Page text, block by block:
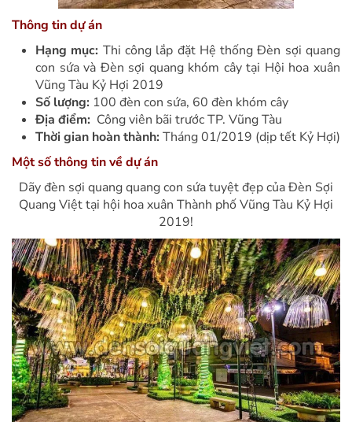
Thông tin dự án
Hạng mục: Thi công lắp đặt Hệ thống Đèn sợi quang
con sứa và Đèn sợi quang khóm cây tại Hội hoa xuân
Vũng Tàu Kỷ Hợi 2019
Số lượng: 100 đèn con sứa, 60 đèn khóm cây
Địa điểm: Công viên bãi trước TP. Vũng Tàu
Thời gian hoàn thành: Tháng 01/2019 (dịp tết Kỷ Hợi)
Một số thông tin về dự án
Dãy đèn sợi quang quang con sứa tuyệt đẹp của Đèn Sợi
Quang Việt tại hội hoa xuân Thành phố Vũng Tàu Kỷ Hợi
2019!